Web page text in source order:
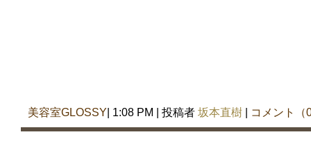
美容室GLOSSY| 1:08 PM | 投稿者 坂本直樹 | コメント（